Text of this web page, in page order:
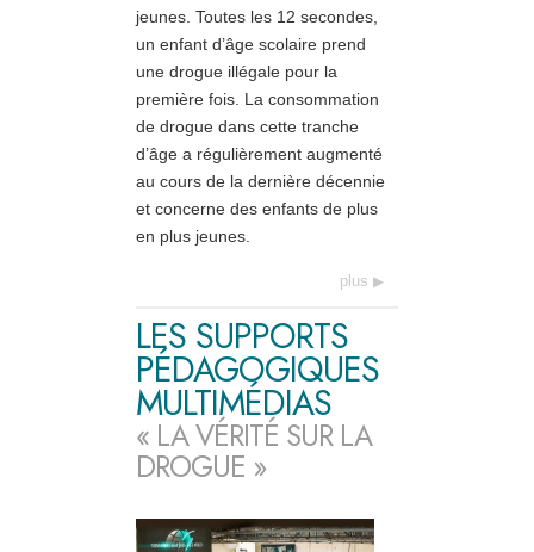
jeunes. Toutes les 12 secondes,
un enfant d’âge scolaire prend
une drogue illégale pour la
première fois. La consommation
de drogue dans cette tranche
d’âge a régulièrement augmenté
au cours de la dernière décennie
et concerne des enfants de plus
en plus jeunes.
plus
LES SUPPORTS
PÉDAGOGIQUES
MULTIMÉDIAS
« LA VÉRITÉ SUR LA
DROGUE »